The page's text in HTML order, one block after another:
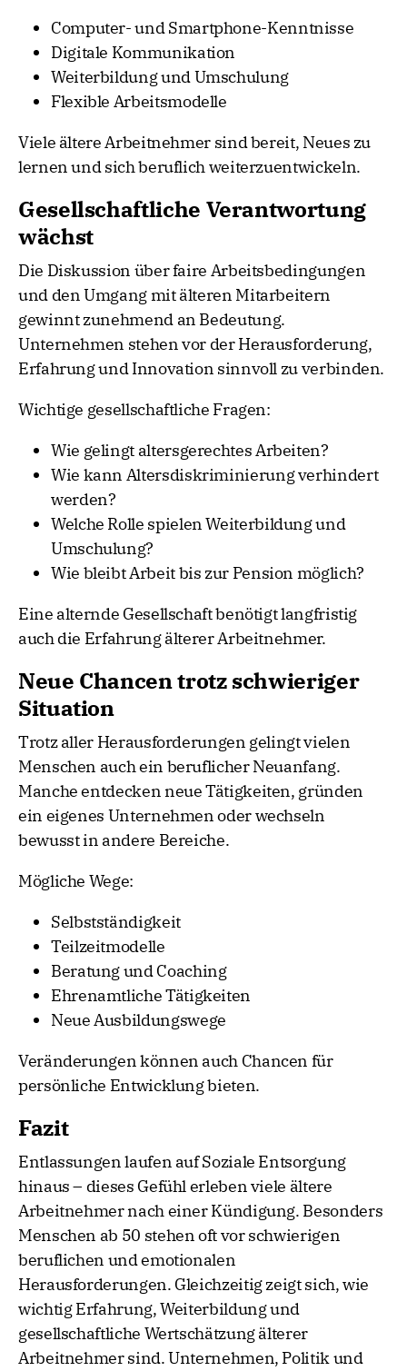
Computer- und Smartphone-Kenntnisse
Digitale Kommunikation
Weiterbildung und Umschulung
Flexible Arbeitsmodelle
Viele ältere Arbeitnehmer sind bereit, Neues zu
lernen und sich beruflich weiterzuentwickeln.
Gesellschaftliche Verantwortung
wächst
Die Diskussion über faire Arbeitsbedingungen
und den Umgang mit älteren Mitarbeitern
gewinnt zunehmend an Bedeutung.
Unternehmen stehen vor der Herausforderung,
Erfahrung und Innovation sinnvoll zu verbinden.
Wichtige gesellschaftliche Fragen:
Wie gelingt altersgerechtes Arbeiten?
Wie kann Altersdiskriminierung verhindert
werden?
Welche Rolle spielen Weiterbildung und
Umschulung?
Wie bleibt Arbeit bis zur Pension möglich?
Eine alternde Gesellschaft benötigt langfristig
auch die Erfahrung älterer Arbeitnehmer.
Neue Chancen trotz schwieriger
Situation
Trotz aller Herausforderungen gelingt vielen
Menschen auch ein beruflicher Neuanfang.
Manche entdecken neue Tätigkeiten, gründen
ein eigenes Unternehmen oder wechseln
bewusst in andere Bereiche.
Mögliche Wege:
Selbstständigkeit
Teilzeitmodelle
Beratung und Coaching
Ehrenamtliche Tätigkeiten
Neue Ausbildungswege
Veränderungen können auch Chancen für
persönliche Entwicklung bieten.
Fazit
Entlassungen laufen auf Soziale Entsorgung
hinaus – dieses Gefühl erleben viele ältere
Arbeitnehmer nach einer Kündigung. Besonders
Menschen ab 50 stehen oft vor schwierigen
beruflichen und emotionalen
Herausforderungen. Gleichzeitig zeigt sich, wie
wichtig Erfahrung, Weiterbildung und
gesellschaftliche Wertschätzung älterer
Arbeitnehmer sind. Unternehmen, Politik und